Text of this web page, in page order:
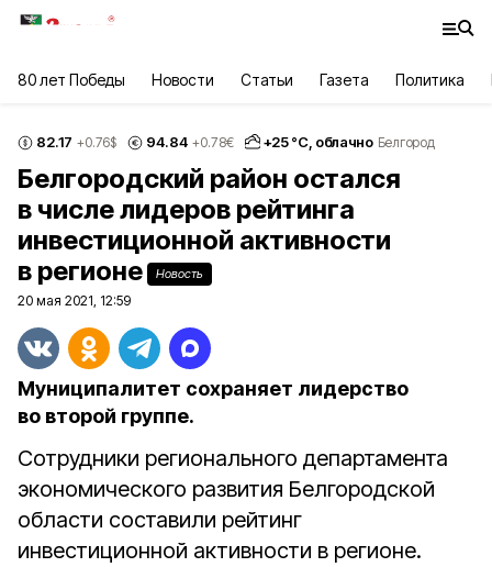
80 лет Победы Новости Статьи Газета Политика
82.17 +0.76$ 94.84 +0.78€ +25°С, облачно Белгород
Белгородский район остался
в числе лидеров рейтинга
инвестиционной активности
в регионе
Новость
20 мая 2021, 12:59
Муниципалитет сохраняет лидерство
во второй группе.
Сотрудники регионального департамента
экономического развития Белгородской
области составили рейтинг
инвестиционной активности в регионе.